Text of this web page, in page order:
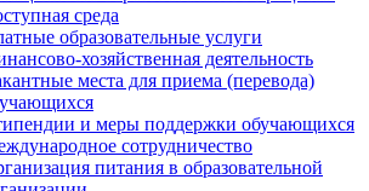
среда
образовательные услуги
хозяйственная деятельность
места для приема (перевода)
и меры поддержки обучающихся
сотрудничество
питания в образовательной